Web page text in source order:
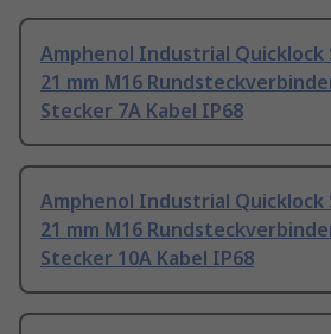
Amphenol Industrial Quicklock
21 mm M16
Stecker 7A Kabel IP68
Amphenol Industrial Quicklock
21 mm M16
Stecker 10A Kabel IP68